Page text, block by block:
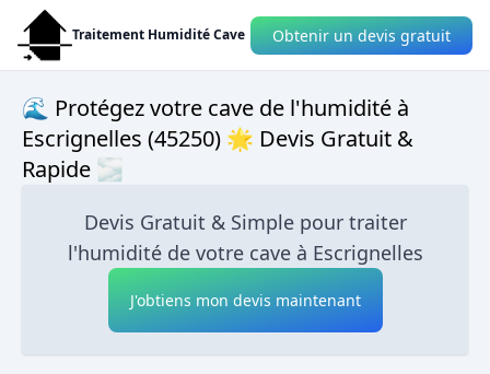
Traitement Humidité Cave Obtenir un devis gratuit
🌊 Protégez votre cave de l'humidité à
Escrignelles (45250) 🌟 Devis Gratuit &
Rapide 🌫
Devis Gratuit & Simple pour traiter
l'humidité de votre cave à Escrignelles
J'obtiens mon devis maintenant